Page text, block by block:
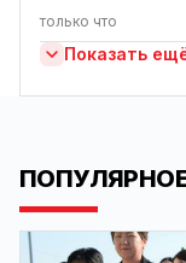
только что
Показать